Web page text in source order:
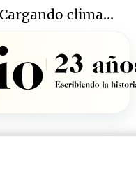
Cargando clima...